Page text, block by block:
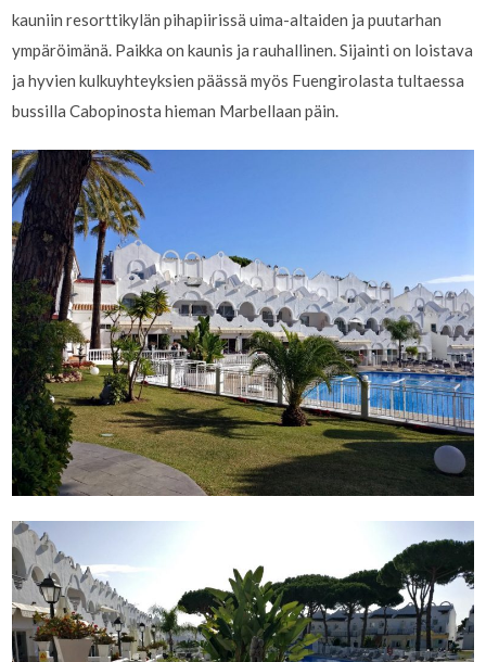
kauniin resorttikylän pihapiirissä uima-altaiden ja puutarhan
ympäröimänä. Paikka on kaunis ja rauhallinen. Sijainti on loistava
ja hyvien kulkuyhteyksien päässä myös Fuengirolasta tultaessa
bussilla Cabopinosta hieman Marbellaan päin.